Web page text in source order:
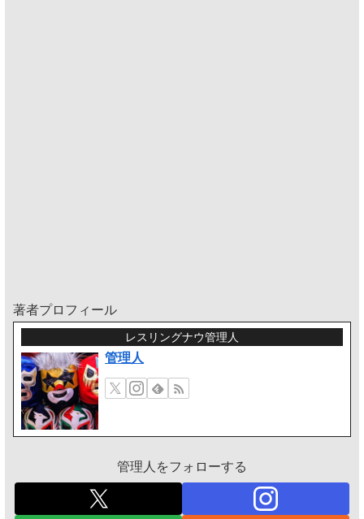
著者プロフィール
レスリングナウ管理人
管理人
管理人をフォローする